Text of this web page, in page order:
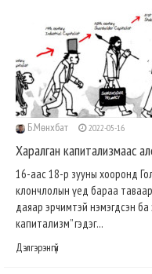
Б.Мөнхбат 2022-05-16
Харалган капитализмаас
16-аас 18-р зууны хооронд
клончлолын үед бараа
даяар эрчимтэй нэмэгдсэн
капитализм” гэдэг...
Дэлгэрэнгүй